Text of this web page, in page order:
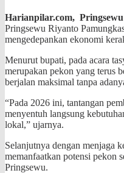
Harianpilar.com,
Pringsewu Riyanto
mengedepankan ekonomi
Menurut bupati, pada acara
merupakan pekon yang terus
berjalan maksimal tanpa
“Pada 2026 ini, tantangan
menyentuh langsung
lokal,” ujarnya.
Selanjutnya dengan menjaga
memanfaatkan potensi pekon
Pringsewu.